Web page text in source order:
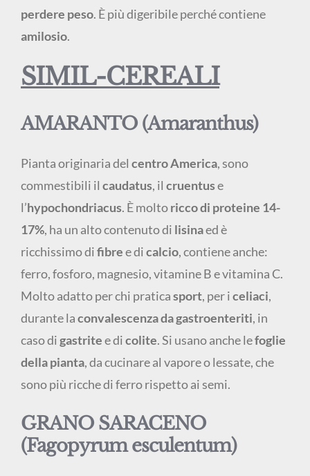
perdere peso. È più digeribile perché contiene
amilosio.
SIMIL-CEREALI
AMARANTO (Amaranthus)
Pianta originaria del centro America, sono
commestibili il caudatus, il cruentuse
l’hypochondriacus. È moltoricco di proteine 14-
17%, ha un alto contenuto di lisinaed è
ricchissimo difibree dicalcio, contiene anche:
ferro, fosforo, magnesio, vitamine B e vitamina C.
Molto adatto per chi praticasport, per iceliaci,
durante laconvalescenza da gastroenteriti, in
caso digastritee dicolite. Si usano anche lefoglie
della pianta, da cucinare al vapore o lessate, che
sono più ricche di ferro rispetto ai semi.
GRANO SARACENO
(Fagopyrum esculentum)